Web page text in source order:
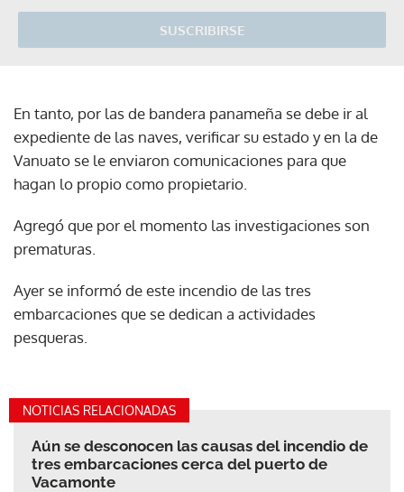
SUSCRIBIRSE
En tanto, por las de bandera panameña se debe ir al
expediente de las naves, verificar su estado y en la de
Vanuato se le enviaron comunicaciones para que
hagan lo propio como propietario.
Agregó que por el momento las investigaciones son
prematuras.
Ayer se informó de este incendio de las tres
embarcaciones que se dedican a actividades
pesqueras.
NOTICIAS RELACIONADAS
Aún se desconocen las causas del incendio de
tres embarcaciones cerca del puerto de
Vacamonte